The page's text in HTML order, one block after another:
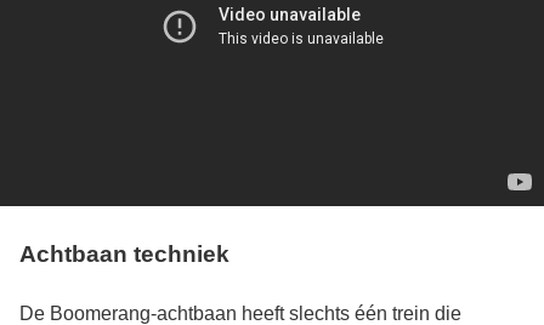
Achtbaan techniek
De Boomerang-achtbaan heeft slechts één trein die